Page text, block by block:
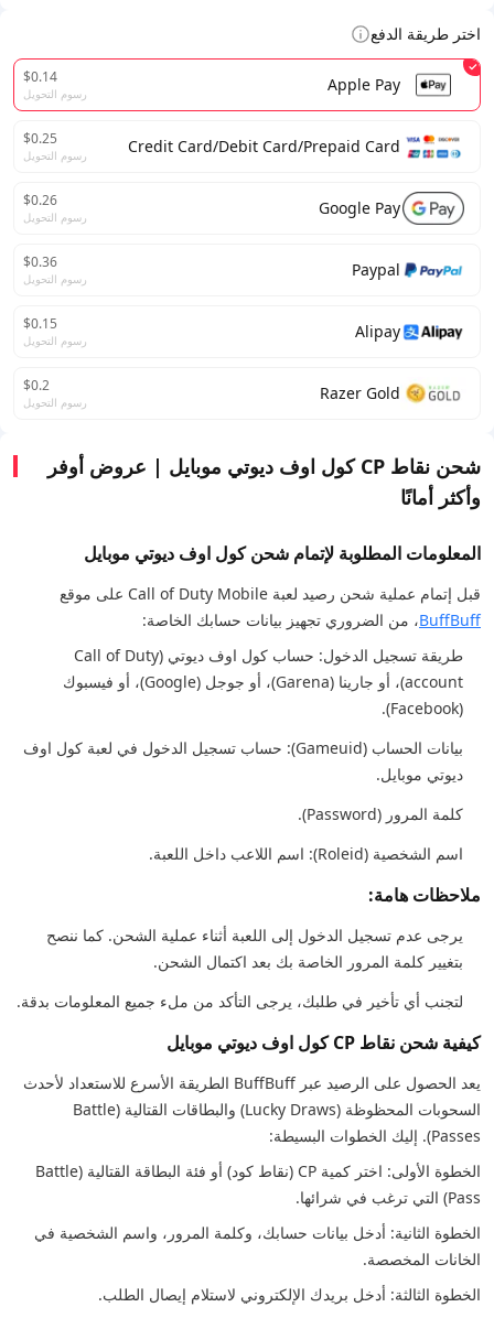
اختر طريقة الدفع
Apple Pay
$0.14
رسوم التحويل
Credit Card/Debit Card/Prepaid Card
$0.25
رسوم التحويل
Google Pay
$0.26
رسوم التحويل
Paypal
$0.36
رسوم التحويل
Alipay
$0.15
رسوم التحويل
Razer Gold
$0.2
رسوم التحويل
شحن نقاط CP كول اوف ديوتي موبايل | عروض أوفر
وأكثر أمانًا
المعلومات المطلوبة لإتمام شحن كول اوف ديوتي موبايل
قبل إتمام عملية شحن رصيد لعبة Call of Duty Mobile على موقع
BuffBuff، من الضروري تجهيز بيانات حسابك الخاصة:
طريقة تسجيل الدخول: حساب كول اوف ديوتي (Call of Duty
account)، أو جارينا (Garena)، أو جوجل (Google)، أو فيسبوك
(Facebook).
بيانات الحساب (Gameuid): حساب تسجيل الدخول في لعبة كول اوف
ديوتي موبايل.
كلمة المرور (Password).
اسم الشخصية (Roleid): اسم اللاعب داخل اللعبة.
ملاحظات هامة:
يرجى عدم تسجيل الدخول إلى اللعبة أثناء عملية الشحن. كما ننصح
بتغيير كلمة المرور الخاصة بك بعد اكتمال الشحن.
لتجنب أي تأخير في طلبك، يرجى التأكد من ملء جميع المعلومات بدقة.
كيفية شحن نقاط CP كول اوف ديوتي موبايل
يعد الحصول على الرصيد عبر BuffBuff الطريقة الأسرع للاستعداد لأحدث
السحوبات المحظوظة (Lucky Draws) والبطاقات القتالية (Battle
Passes). إليك الخطوات البسيطة:
الخطوة الأولى: اختر كمية CP (نقاط كود) أو فئة البطاقة القتالية (Battle
Pass) التي ترغب في شرائها.
الخطوة الثانية: أدخل بيانات حسابك، وكلمة المرور، واسم الشخصية في
الخانات المخصصة.
الخطوة الثالثة: أدخل بريدك الإلكتروني لاستلام إيصال الطلب.